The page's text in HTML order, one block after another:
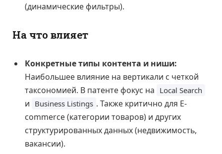
(динамические фильтры).
На что влияет
Конкретные типы контента и ниши:
Наибольшее влияние на вертикали с четкой
таксономией. В патенте фокус на Local Search
и Business Listings . Также критично для E-
commerce (категории товаров) и других
структурированных данных (недвижимость,
вакансии).